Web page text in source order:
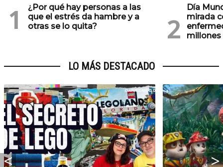
¿Por qué hay personas a las
que el estrés da hambre y a
otras se lo quita?
Día
mirada
millones
LO MÁS DESTACADO